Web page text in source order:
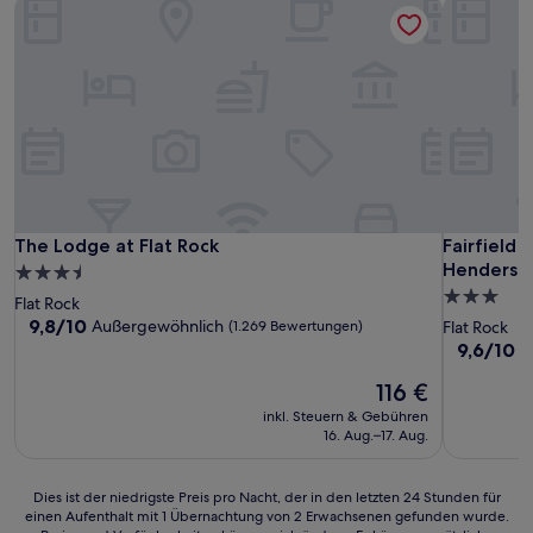
The Lodge at Flat Rock
The Lodge at Flat Rock
3.5-
Sterne-
Unterkunft
Flat Rock
9.8
9,8/10 Außergewöhnlich (1.269 Bewertungen)
Der
Preis
beträgt
116 €
inkl. Steuern & Gebühren
16. Aug.–17. Aug.
Fairfield
Fairfield
3.0-
Sterne-
Flat Rock
9.6
9,6/10
Dies
ist
Dies ist der niedrigste Preis pro Nacht, der in den letzten 24 Stunden für
einen Aufenthalt mit 1 Übernachtung von 2 Erwachsenen gefunden wurde.